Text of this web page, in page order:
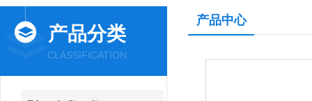
产品分类
CLASSIFICATION
产品中心